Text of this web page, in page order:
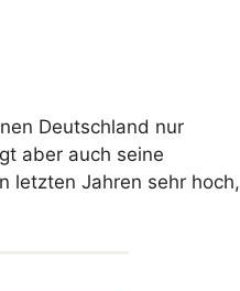
Deutschland nur
aber auch seine
letzten Jahren sehr hoch,